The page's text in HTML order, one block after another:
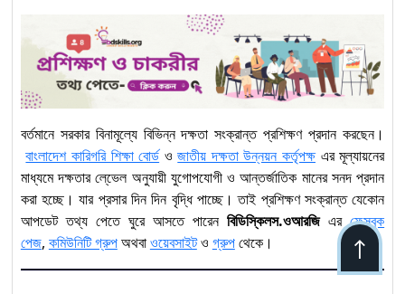
বর্তমানে সরকার বিনামূল্যে বিভিন্ন দক্ষতা সংক্রান্ত প্রশিক্ষণ প্রদান করছেন।
বাংলাদেশ কারিগরি শিক্ষা বোর্ড ওজাতীয় দক্ষতা উন্নয়ন কর্তৃপক্ষ এর মূল্যায়নের
মাধ্যমে দক্ষতার লে্ভেল অনুযায়ী যুগোপযোগী ও আন্তর্জাতিক মানের সনদ প্রদান
করা হচ্ছে। যার প্রসার দিন দিন বৃদ্ধি পাচ্ছে। তাই প্রশিক্ষণ সংক্রান্ত যেকোন
আপডেট তথ্য পেতে ঘুরে আসতে পারেনবিডিস্কিলস.ওআরজিএরফেসবুক
পেজ, কমিউনিটি গ্রুপঅথবাওয়েবসাইটও গ্রুপথেকে।